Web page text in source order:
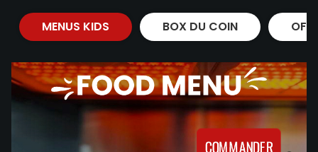
MENUS KIDS BOX DU COIN